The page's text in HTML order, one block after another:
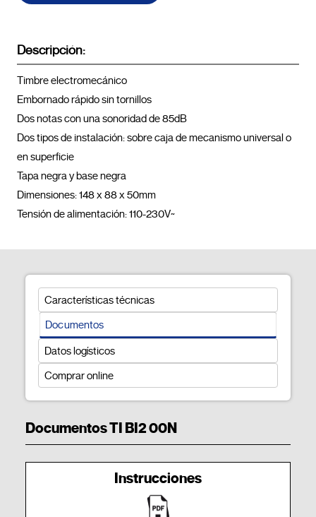
Descripción:
Timbre electromecánico
Embornado rápido sin tornillos
Dos notas con una sonoridad de 85dB
Dos tipos de instalación: sobre caja de mecanismo universal o
en superficie
Tapa negra y base negra
Dimensiones: 148 x 88 x 50mm
Características técnicas
Documentos
Datos logísticos
Comprar online
Documentos TI BI2 00N
Instrucciones